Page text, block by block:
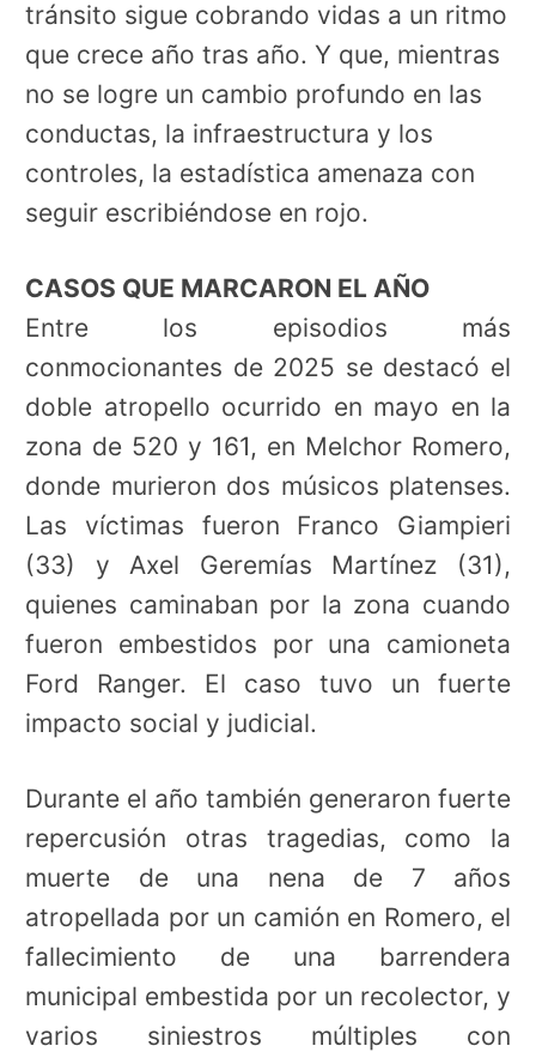
tránsito sigue cobrando vidas a un ritmo
que crece año tras año. Y que, mientras
no se logre un cambio profundo en las
conductas, la infraestructura y los
controles, la estadística amenaza con
seguir escribiéndose en rojo.
CASOS QUE MARCARON EL AÑO
Entre los episodios más
conmocionantes de 2025 se destacó el
doble atropello ocurrido en mayo en la
zona de 520 y 161, en Melchor Romero,
donde murieron dos músicos platenses.
Las víctimas fueron Franco Giampieri
(33) y Axel Geremías Martínez (31),
quienes caminaban por la zona cuando
fueron embestidos por una camioneta
Ford Ranger. El caso tuvo un fuerte
impacto social y judicial.
Durante el año también generaron fuerte
repercusión otras tragedias, como la
muerte de una nena de 7 años
atropellada por un camión en Romero, el
fallecimiento de una barrendera
municipal embestida por un recolector, y
varios siniestros múltiples con